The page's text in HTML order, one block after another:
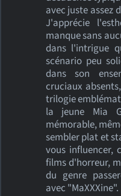
avec juste assez
J'apprécie
manque sans
dans l'intrigue
scénario peu
dans son
cruciaux
trilogie
la jeune Mia
mémorable,
sembler plat et
vous influencer,
films d'horreur,
du genre
avec "MaXXXine".